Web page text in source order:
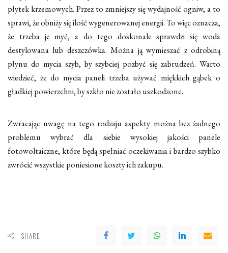
płytek krzemowych. Przez to zmniejszy się wydajność ogniw, a to
sprawi, że obniży się ilość wygenerowanej energii. To więc oznacza,
że trzeba je myć, a do tego doskonale sprawdzi się woda
destylowana lub deszczówka. Można ją wymieszać z odrobiną
płynu do mycia szyb, by szybciej pozbyć się zabrudzeń. Warto
wiedzieć, że do mycia paneli trzeba używać miękkich gąbek o
gładkiej powierzchni, by szkło nie zostało uszkodzone.
Zwracając uwagę na tego rodzaju aspekty można bez żadnego
problemu wybrać dla siebie wysokiej jakości panele
fotowoltaiczne, które będą spełniać oczekiwania i bardzo szybko
zwrócić wszystkie poniesione koszty ich zakupu.
SHARE